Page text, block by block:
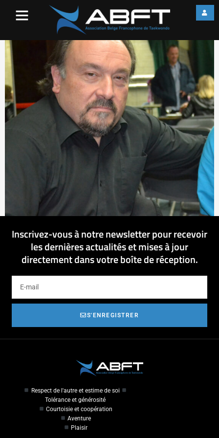
Inscrivez-vous à notre newsletter pour recevoir
les dernières actualités et mises à jour
directement dans votre boîte de réception.
S'ENREGISTRER
Respect de l'autre et estime de soi
Tolérance et générosité
Courtoisie et coopération
Aventure
Plaisir